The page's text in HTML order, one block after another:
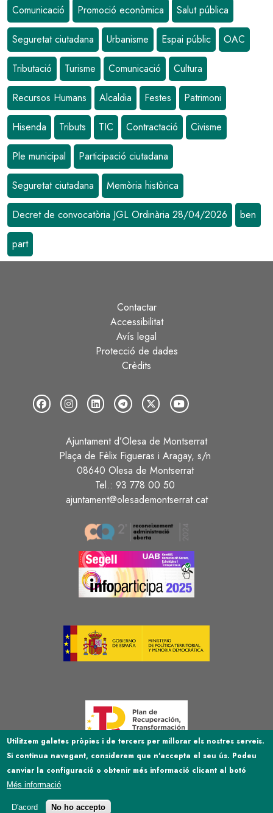
Comunicació Promoció econòmica Salut pública
Seguretat ciutadana Urbanisme Espai públic OAC
Tributació Turisme Comunicació Cultura
Recursos Humans Alcaldia Festes Patrimoni
Hisenda Tributs TIC Contractació Civisme
Ple municipal Participació ciutadana
Seguretat ciutadana Memòria històrica
Decret de convocatòria JGL Ordinària 28/04/2026 ben
part
Contactar
Accessibilitat
Avís legal
Protecció de dades
Crèdits
Ajuntament d’Olesa de Montserrat
Plaça de Fèlix Figueras i Aragay, s/n
08640 Olesa de Montserrat
Tel.: 93 778 00 50
ajuntament@olesademontserrat.cat
Image
Image
Image
Utilitzem galetes pròpies i de tercers per millorar els nostres serveis.
Si continua navegant, considerem que n'accepta el seu ús. Podeu
canviar la configuració o obtenir més informació clicant al botó
Més informació
D'acord No ho accepto